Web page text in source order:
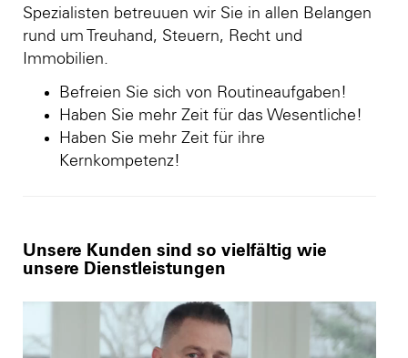
Spezialisten betreuuen wir Sie in allen Belangen
rund um Treuhand, Steuern, Recht und
Immobilien.
Befreien Sie sich von Routineaufgaben!
Haben Sie mehr Zeit für das Wesentliche!
Haben Sie mehr Zeit für ihre
Kernkompetenz!
Unsere Kunden sind so vielfältig wie
unsere Dienstleistungen